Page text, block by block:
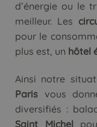
d’énergie ou le
meilleur. Les
pour le
plus est, un hôtel
Ainsi notre
Paris vous
diversifiés :
Saint Michel